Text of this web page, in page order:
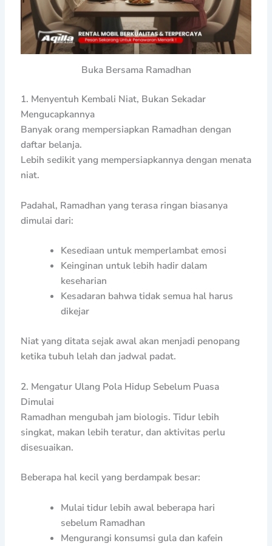
Buka Bersama Ramadhan
1. Menyentuh Kembali Niat, Bukan Sekadar
Mengucapkannya
Banyak orang mempersiapkan Ramadhan dengan
daftar belanja.
Lebih sedikit yang mempersiapkannya dengan menata
niat.
Padahal, Ramadhan yang terasa ringan biasanya
dimulai dari:
Kesediaan untuk memperlambat emosi
Keinginan untuk lebih hadir dalam
keseharian
Kesadaran bahwa tidak semua hal harus
dikejar
Niat yang ditata sejak awal akan menjadi penopang
ketika tubuh lelah dan jadwal padat.
2. Mengatur Ulang Pola Hidup Sebelum Puasa
Dimulai
Ramadhan mengubah jam biologis. Tidur lebih
singkat, makan lebih teratur, dan aktivitas perlu
disesuaikan.
Beberapa hal kecil yang berdampak besar:
Mulai tidur lebih awal beberapa hari
sebelum Ramadhan
Mengurangi konsumsi gula dan kafein